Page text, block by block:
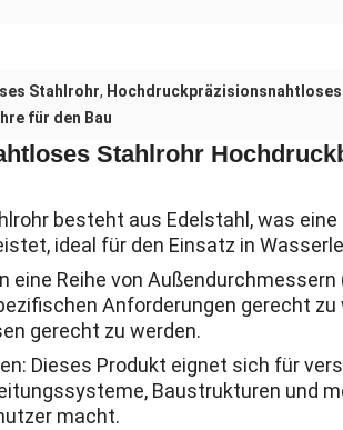
Stahlrohr,
für den Bau
Stahlrohr
besteht aus Edelstahl, was eine
ideal für den Einsatz in
eine Reihe von
Anforderungen gerecht zu
gerecht zu werden.
Dieses Produkt eignet sich für
Baustrukturen und
macht.